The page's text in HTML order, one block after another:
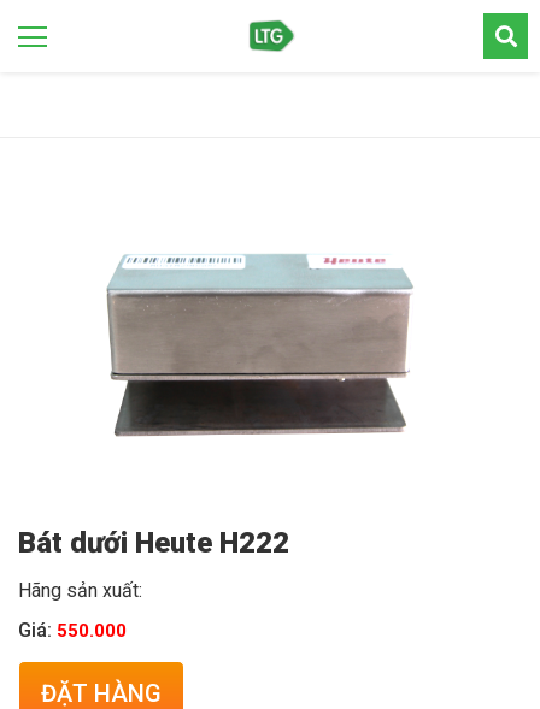
Bát dưới Heute H222
Hãng sản xuất:
Giá: 550.000
ĐẶT HÀNG